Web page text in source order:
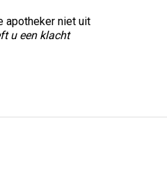
apotheker niet uit
u een klacht